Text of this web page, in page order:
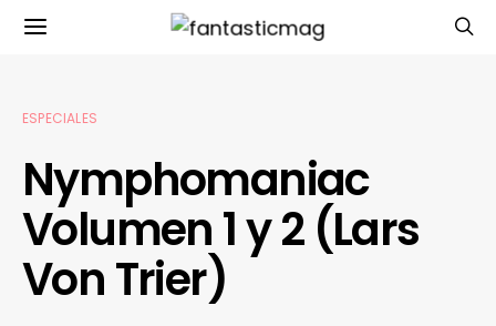
ESPECIALES
Nymphomaniac
Volumen 1 y 2 (Lars
Von Trier)